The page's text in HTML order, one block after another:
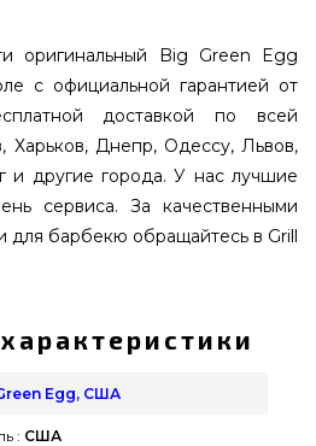
оригинальный Big Green Egg
с официальной гарантией от
доставкой по всей
Харьков, Днепр, Одессу, Львов,
и другие города. У нас лучшие
сервиса. За качественными
для барбекю обращайтесь в Grill
Egg, США
: США